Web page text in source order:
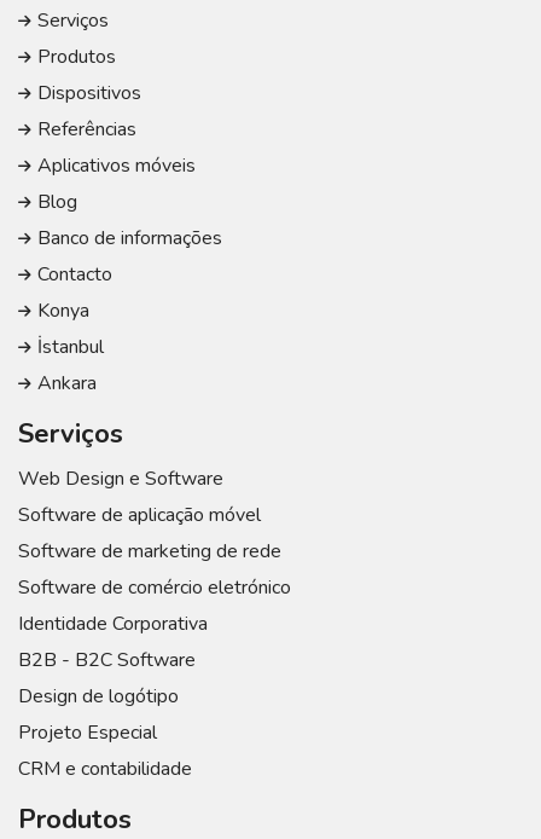
Serviços
Produtos
Dispositivos
Referências
Aplicativos móveis
Blog
Banco de informações
Contacto
Konya
İstanbul
Ankara
Serviços
Web Design e Software
Software de aplicação móvel
Software de marketing de rede
Software de comércio eletrónico
Identidade Corporativa
B2B - B2C Software
Design de logótipo
Projeto Especial
CRM e contabilidade
Produtos